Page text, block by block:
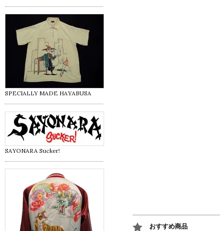
おすすめ商品
SPECIALLY MADE HAYABUSA
SAYONARA Sucker!